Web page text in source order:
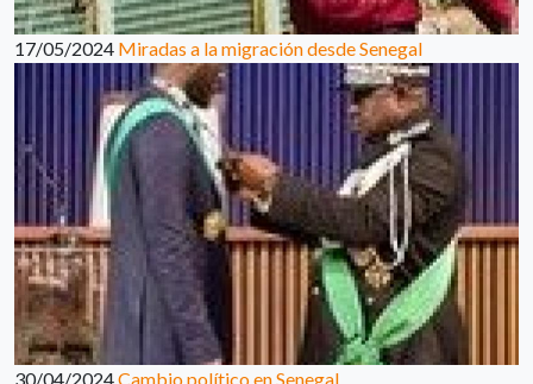
17/05/2024 Miradas a la migración desde Senegal
30/04/2024Cambio político en Senegal